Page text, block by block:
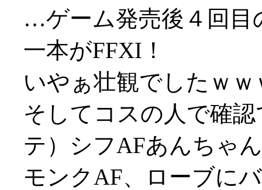
…ゲーム発売後４回目
一本がFFXI！
いやぁ壮観でしたｗｗ
そしてコスの人で確
テ）シフAFあんちゃ
モンクAF、ローブに